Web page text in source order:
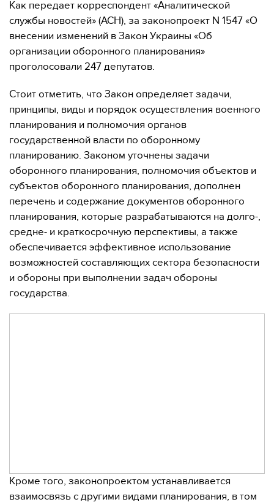
Как передает корреспондент «Аналитической
службы новостей» (АСН), за законопроект N 1547 «О
внесении изменений в Закон Украины «Об
организации оборонного планирования»
проголосовали 247 депутатов.
Стоит отметить, что Закон определяет задачи,
принципы, виды и порядок осуществления военного
планирования и полномочия органов
государственной власти по оборонному
планированию. Законом уточнены задачи
оборонного планирования, полномочия объектов и
субъектов оборонного планирования, дополнен
перечень и содержание документов оборонного
планирования, которые разрабатываются на долго-,
средне- и краткосрочную перспективы, а также
обеспечивается эффективное использование
возможностей составляющих сектора безопасности
и обороны при выполнении задач обороны
государства.
Кроме того, законопроектом устанавливается
взаимосвязь с другими видами планирования, в том